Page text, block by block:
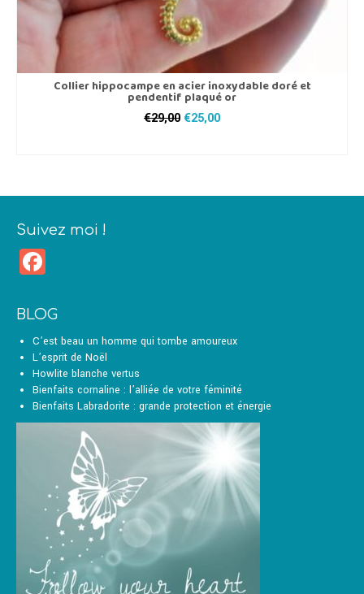
Collier hippocampe en acier inoxydable doré et
pendentif plaqué or
€29,00 Le
€25,00Le
Suivez moi !
BLOG
C’est beau un homme qui tombe amoureux
L’esprit de Noël
Howlite blanche vertus
Bienfaits cornaline : l’alliée de votre féminité
Bienfaits Labradorite : grande protection et énergie